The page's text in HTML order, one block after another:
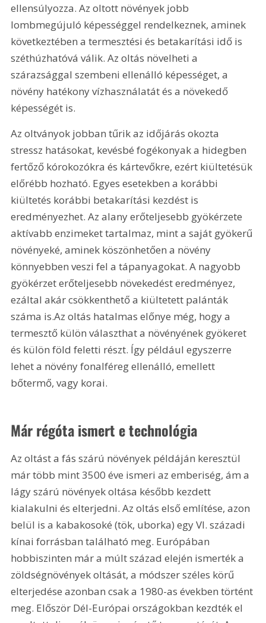
ellensúlyozza. Az oltott növények jobb
lombmegújuló képességgel rendelkeznek, aminek
következtében a termesztési és betakarítási idő is
széthúzhatóvá válik. Az oltás növelheti a
szárazsággal szembeni ellenálló képességet, a
növény hatékony vízhasználatát és a növekedő
képességét is.
Az oltványok jobban tűrik az időjárás okozta
stressz hatásokat, kevésbé fogékonyak a hidegben
fertőző kórokozókra és kártevőkre, ezért kiültetésük
előrébb hozható. Egyes esetekben a korábbi
kiültetés korábbi betakarítási kezdést is
eredményezhet. Az alany erőteljesebb gyökérzete
aktívabb enzimeket tartalmaz, mint a saját gyökerű
növényeké, aminek köszönhetően a növény
könnyebben veszi fel a tápanyagokat. A nagyobb
gyökérzet erőteljesebb növekedést eredményez,
ezáltal akár csökkenthető a kiültetett palánták
száma is.Az oltás hatalmas előnye még, hogy a
termesztő külön választhat a növényének gyökeret
és külön föld feletti részt. Így például egyszerre
lehet a növény fonalféreg ellenálló, emellett
bőtermő, vagy korai.
Már régóta ismert e technológia
Az oltást a fás szárú növények példáján keresztül
már több mint 3500 éve ismeri az emberiség, ám a
lágy szárú növények oltása később kezdett
kialakulni és elterjedni. Az oltás első említése, azon
belül is a kabakosoké (tök, uborka) egy VI. századi
kínai forrásban található meg. Európában
hobbiszinten már a múlt század elején ismerték a
zöldségnövények oltását, a módszer széles körű
elterjedése azonban csak a 1980-as években történt
meg. Először Dél-Európai országokban kezdték el